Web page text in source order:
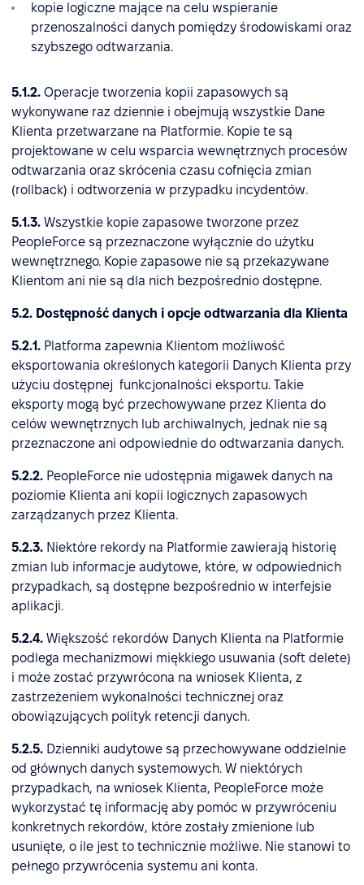
kopie logiczne mające na celu wspieranie
przenoszalności danych pomiędzy środowiskami oraz
szybszego odtwarzania.
5.1.2. Operacje tworzenia kopii zapasowych są
wykonywane raz dziennie i obejmują wszystkie Dane
Klienta przetwarzane na Platformie. Kopie te są
projektowane w celu wsparcia wewnętrznych procesów
odtwarzania oraz skrócenia czasu cofnięcia zmian
(rollback) i odtworzenia w przypadku incydentów.
5.1.3. Wszystkie kopie zapasowe tworzone przez
PeopleForce są przeznaczone wyłącznie do użytku
wewnętrznego. Kopie zapasowe nie są przekazywane
Klientom ani nie są dla nich bezpośrednio dostępne.
5.2. Dostępność danych i opcje odtwarzania dla Klienta
5.2.1. Platforma zapewnia Klientom możliwość
eksportowania określonych kategorii Danych Klienta przy
użyciu dostępnej funkcjonalności eksportu. Takie
eksporty mogą być przechowywane przez Klienta do
celów wewnętrznych lub archiwalnych, jednak nie są
przeznaczone ani odpowiednie do odtwarzania danych.
5.2.2. PeopleForce nie udostępnia migawek danych na
poziomie Klienta ani kopii logicznych zapasowych
zarządzanych przez Klienta.
5.2.3. Niektóre rekordy na Platformie zawierają historię
zmian lub informacje audytowe, które, w odpowiednich
przypadkach, są dostępne bezpośrednio w interfejsie
aplikacji.
5.2.4. Większość rekordów Danych Klienta na Platformie
podlega mechanizmowi miękkiego usuwania (soft delete)
i może zostać przywrócona na wniosek Klienta, z
zastrzeżeniem wykonalności technicznej oraz
obowiązujących polityk retencji danych.
5.2.5. Dzienniki audytowe są przechowywane oddzielnie
od głównych danych systemowych. W niektórych
przypadkach, na wniosek Klienta, PeopleForce może
wykorzystać tę informację aby pomóc w przywróceniu
konkretnych rekordów, które zostały zmienione lub
usunięte, o ile jest to technicznie możliwe. Nie stanowi to
pełnego przywrócenia systemu ani konta.